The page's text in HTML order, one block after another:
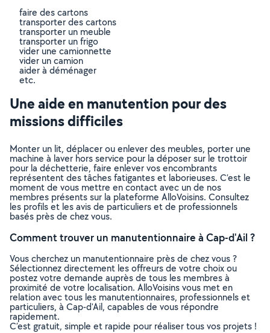
faire des cartons
transporter des cartons
transporter un meuble
transporter un frigo
vider une camionnette
vider un camion
aider à déménager
etc.
Une aide en manutention pour des
missions difficiles
Monter un lit, déplacer ou enlever des meubles, porter une
machine à laver hors service pour la déposer sur le trottoir
pour la déchetterie, faire enlever vos encombrants
représentent des tâches fatigantes et laborieuses. C’est le
moment de vous mettre en contact avec un de nos
membres présents sur la plateforme AlloVoisins. Consultez
les profils et les avis de particuliers et de professionnels
basés près de chez vous.
Comment trouver un manutentionnaire à Cap-d'Ail ?
Vous cherchez un manutentionnaire près de chez vous ?
Sélectionnez directement les offreurs de votre choix ou
postez votre demande auprès de tous les membres à
proximité de votre localisation. AlloVoisins vous met en
relation avec tous les manutentionnaires, professionnels et
particuliers, à Cap-d'Ail, capables de vous répondre
rapidement.
C’est gratuit, simple et rapide pour réaliser tous vos projets !